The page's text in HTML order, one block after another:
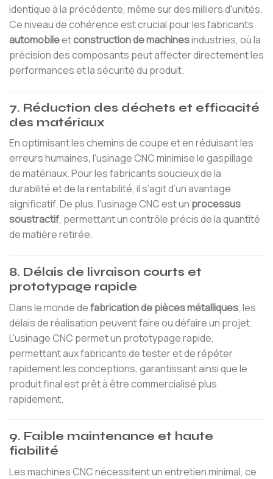
identique à la précédente, même sur des milliers d'unités.
Ce niveau de cohérence est crucial pour les fabricants
automobileetconstruction de machinesindustries, où la
précision des composants peut affecter directement les
performances et la sécurité du produit.
7. Réduction des déchets et efficacité
des matériaux
En optimisant les chemins de coupe et en réduisant les
erreurs humaines, l'usinage CNC minimise le gaspillage
de matériaux. Pour les fabricants soucieux de la
durabilité et de la rentabilité, il s’agit d’un avantage
significatif. De plus, l'usinage CNC est un processus
soustractif, permettant un contrôle précis de la quantité
de matière retirée.
8. Délais de livraison courts et
prototypage rapide
Dans le monde defabrication de pièces métalliques, les
délais de réalisation peuvent faire ou défaire un projet.
L'usinage CNC permet un prototypage rapide,
permettant aux fabricants de tester et de répéter
rapidement les conceptions, garantissant ainsi que le
produit final est prêt à être commercialisé plus
rapidement.
9. Faible maintenance et haute
fiabilité
Les machines CNC nécessitent un entretien minimal, ce